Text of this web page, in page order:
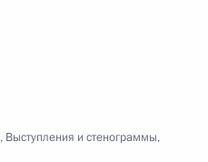
, Выступления и стенограммы,